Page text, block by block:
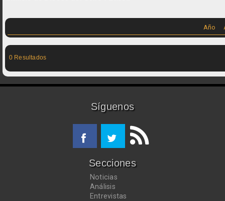
Año
0 Resultados
Síguenos
Secciones
Noticias
Análisis
Entrevistas